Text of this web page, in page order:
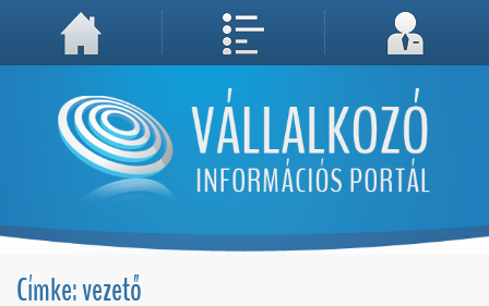
A weboldal használatával Ön elfogadja, hogy Cookie-kat (sütiket) tároljunk számítógépén. A sütik a weboldal megfelelő működéséhez
Megértettem, folytatás...
Címke: vezető